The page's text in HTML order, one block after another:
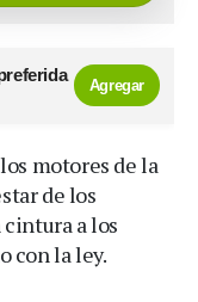
Agregar
motores de la
de los
a los
con la ley.